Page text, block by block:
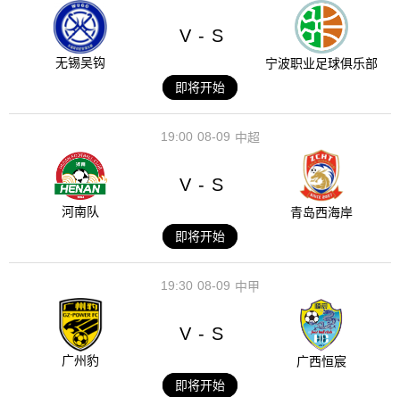
无锡吴钩
V - S
宁波职业足球俱乐部
即将开始
08-09
19:00 中超
河南队
V - S
青岛西海岸
即将开始
08-09
19:30 中甲
广州豹
V - S
广西恒宸
即将开始